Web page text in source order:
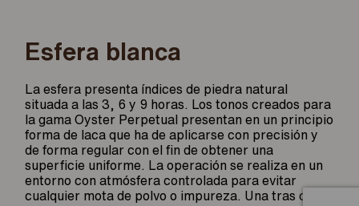
Esfera blanca
La esfera presenta índices de piedra natural
situada a las 3, 6 y 9 horas. Los tonos creados para
la gama Oyster Perpetual presentan en un principio
forma de laca que ha de aplicarse con precisión y
de forma regular con el fin de obtener una
superficie uniforme. La operación se realiza en un
entorno con atmósfera controlada para evitar
cualquier mota de polvo o impureza. Una tras otra,